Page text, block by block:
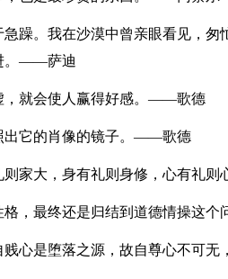
躁。我在沙漠中曾亲眼看见，
。——萨迪
，就会使人赢得好感。——歌德
出它的肖像的镜子。——歌德
则家大，身有礼则身修，心有礼
格，最终还是归结到道德情操这
贱心是堕落之源，故自尊心不可